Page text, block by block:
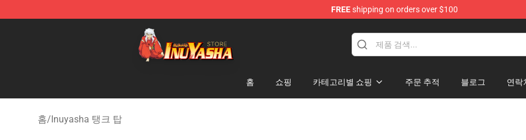
FREEshipping on orders over $100
Inuyasha Store - Official Inuyasha Merchandise Shop
홈 쇼핑 카테고리별 쇼핑 주문 추적 블로그 연락
홈/Inuyasha 탱크 탑